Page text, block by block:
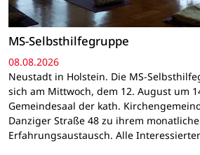
MS-Selbsthilfegruppe
08.08.2026
Neustadt in Holstein. Die MS-
sich am Mittwoch, dem 12. August um
Gemeindesaal der kath.
Danziger Straße 48 zu ihrem
Erfahrungsaustausch. Alle